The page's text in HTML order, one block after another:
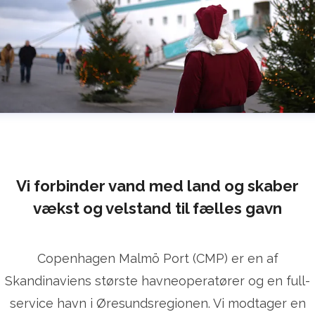
Vi forbinder vand med land og skaber
vækst og velstand til fælles gavn
Copenhagen Malmö Port (CMP) er en af
Skandinaviens største havneoperatører og en full-
service havn i Øresundsregionen. Vi modtager en